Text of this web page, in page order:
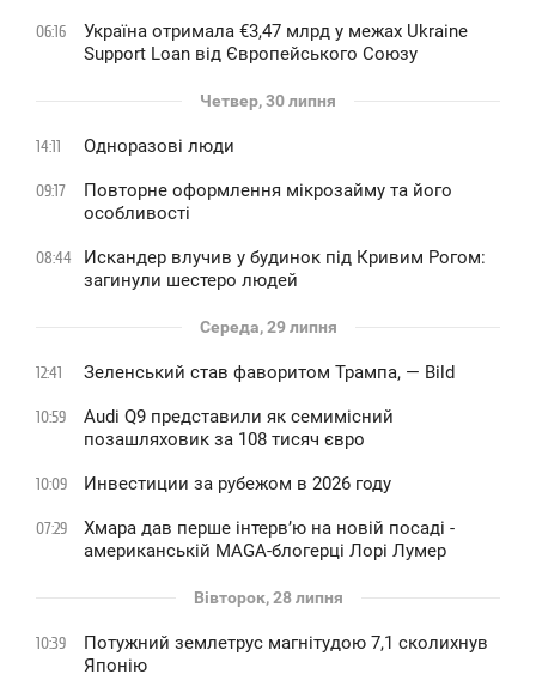
06:16
Україна отримала €3,47 млрд у межах Ukraine
Support Loan від Європейського Союзу
Четвер, 30 липня
14:11 Одноразові люди
09:17
Повторне оформлення мікрозайму та його
особливості
08:44
Искандер влучив у будинок під Кривим Рогом:
загинули шестеро людей
Середа, 29 липня
12:41 Зеленський став фаворитом Трампа, — Bild
10:59
Audi Q9 представили як семимісний
позашляховик за 108 тисяч євро
10:09 Инвестиции за рубежом в 2026 году
07:29
Хмара дав перше інтервʼю на новій посаді -
американській MAGA-блогерці Лорі Лумер
Вівторок, 28 липня
10:39
Потужний землетрус магнітудою 7,1 сколихнув
Японію